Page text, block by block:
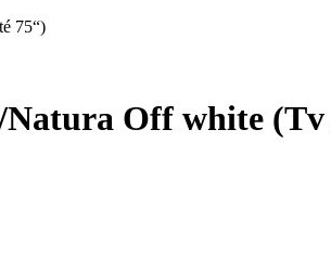
75“)
Off white (Tv